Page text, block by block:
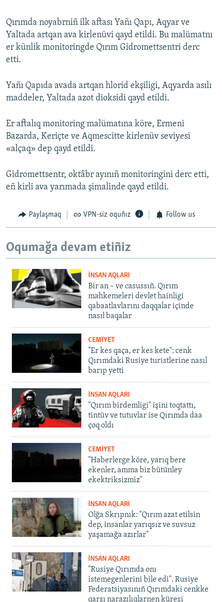
RFE/RS bütün saytları
Qırımda noyabrniñ ilk aftası Yañı Qapı, Aqyar ve
Yaltada artqan ava kirlenüvi qayd etildi. Bu malümatnı
er künlik monitoringde Qırım Gidromettsentri derc
etti.
Yañı Qapıda avada artqan hlorid ekşiligi, Aqyarda asılı
maddeler, Yaltada azot dioksidi qayd etildi.
Er aftalıq monitoring malümatına köre, Ermeni
Bazarda, Keriçte ve Aqmescitte kirlenüv seviyesi
«alçaq» dep qayd etildi.
Gidromettsentr, oktâbr ayınıñ monitoringini derc etti,
eñ kirli ava yarımada şimalinde qayd etildi.
Paylaşmaq VPN-siz oquñız Follow us
Oqumağa devam etiñiz
İNSAN AQLARI
Bir an – ve casussıñ. Qırım
mahkemeleri devlet hainligi
qabaatlavlarını daqqalar içinde
nasıl baqalar
CEMİYET
"Er kes qaça, er kes kete": cenk
Qırımdaki Rusiye turistlerine nasıl
barıp yetti
İNSAN AQLARI
"Qırım birdemligi" işini toqtattı,
tintüv ve tutuvlar ise Qırımda daa
çoq oldı
CEMİYET
"Haberlerge köre, yarıq bere
ekenler, amma biz bütünley
ekektriksizmiz"
İNSAN AQLARI
Olğa Skrıpnık: "Qırım azat etilsin
dep, insanlar yarıqsız ve suvsuz
yaşamağa azırlar"
İNSAN AQLARI
"Rusiye Qırımda onı
istemegenlerini bile edi". Rusiye
Federatsiyasınıñ Qırımdaki cenkke
qarşı narazılıqlarnen küreşi